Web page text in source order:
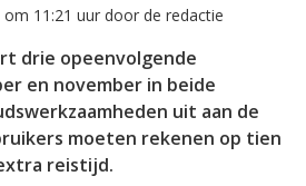
11:21 uur door de redactie
drie opeenvolgende
en november in beide
uit aan de
moeten rekenen op tien
reistijd.